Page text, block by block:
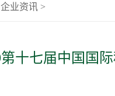
企业资讯 >
第十七届中国国